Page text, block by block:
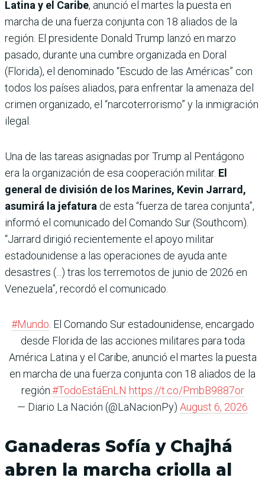
Latina y el Caribe, anunció el martes la puesta en
marcha de una fuerza conjunta con 18 aliados de la
región. El presidente Donald Trump lanzó en marzo
pasado, durante una cumbre organizada en Doral
(Florida), el denominado “Escudo de las Américas” con
todos los países aliados, para enfrentar la amenaza del
crimen organizado, el “narcoterrorismo” y la inmigración
ilegal.
Una de las tareas asignadas por Trump al Pentágono
era la organización de esa cooperación militar. El
general de división de los Marines, Kevin Jarrard,
asumirá la jefatura de esta “fuerza de tarea conjunta”,
informó el comunicado del Comando Sur (Southcom).
“Jarrard dirigió recientemente el apoyo militar
estadounidense a las operaciones de ayuda ante
desastres (...) tras los terremotos de junio de 2026 en
Venezuela”, recordó el comunicado.
#Mundo . El Comando Sur estadounidense, encargado
desde Florida de las acciones militares para toda
América Latina y el Caribe, anunció el martes la puesta
en marcha de una fuerza conjunta con 18 aliados de la
región.#TodoEstáEnLN https://t.co/PmbB9887or
— Diario La Nación (@LaNacionPy) August 6, 2026
Ganaderas Sofía y Chajhá
abren la marcha criolla al